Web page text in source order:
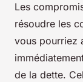
Les
résoudre les
vous pourriez
de la dette.